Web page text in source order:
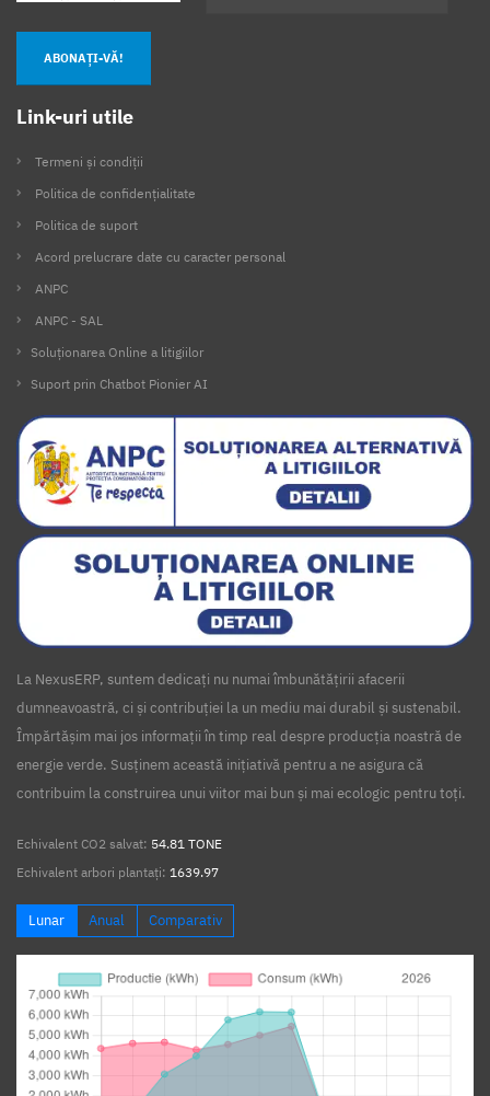
ABONAȚI-VĂ!
Link-uri utile
Termeni și condiții
Politica de confidențialitate
Politica de suport
Acord prelucrare date cu caracter personal
ANPC
ANPC - SAL
Soluționarea Online a litigiilor
Suport prin Chatbot Pionier AI
La NexusERP, suntem dedicați nu numai îmbunătățirii afacerii
dumneavoastră, ci și contribuției la un mediu mai durabil și sustenabil.
Împărtășim mai jos informații în timp real despre producția noastră de
energie verde. Susținem această inițiativă pentru a ne asigura că
contribuim la construirea unui viitor mai bun și mai ecologic pentru toți.
Echivalent CO2 salvat: 54.81 TONE
Echivalent arbori plantați: 1639.97
Lunar Anual Comparativ